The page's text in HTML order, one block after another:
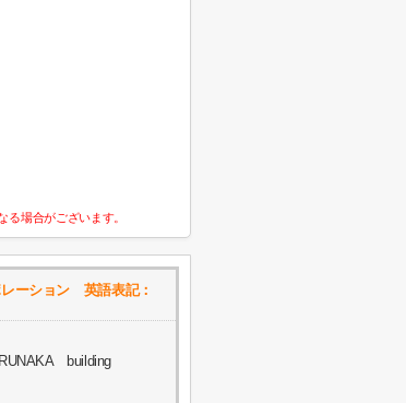
場合がございます。
ーション 英語表記：
building